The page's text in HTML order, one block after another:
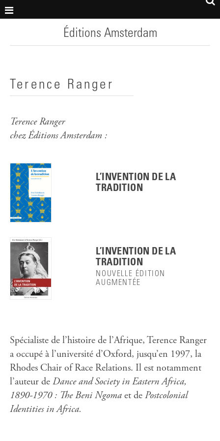
Éditions Amsterdam
Terence Ranger
Terence Ranger
chez Éditions Amsterdam :
L’INVENTION DE LA
TRADITION
L’INVENTION DE LA
TRADITION
NOUVELLE ÉDITION
AUGMENTÉE
Spécialiste de l’histoire de l’Afrique, Terence Ranger
a occupé à l’université d’Oxford, jusqu’en 1997, la
Rhodes Chair of Race Relations. Il est notamment
l’auteur de Dance and Society in Eastern Africa,
1890-1970: The Beni Ngoma et de Postcolonial
Identities in Africa.